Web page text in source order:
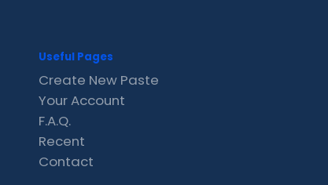
Useful Pages
Create New Paste
Your Account
F.A.Q.
Recent
Contact